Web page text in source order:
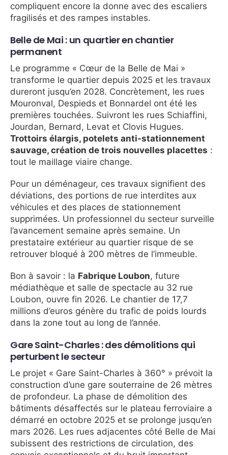
compliquent encore la donne avec des escaliers
fragilisés et des rampes instables.
Belle de Mai : un quartier en chantier
permanent
Le programme « Cœur de la Belle de Mai »
transforme le quartier depuis 2025 et les travaux
dureront jusqu’en 2028. Concrètement, les rues
Mouronval, Despieds et Bonnardel ont été les
premières touchées. Suivront les rues Schiaffini,
Jourdan, Bernard, Levat et Clovis Hugues.
Trottoirs élargis, potelets anti-stationnement
sauvage, création de trois nouvelles placettes :
tout le maillage viaire change.
Pour un déménageur, ces travaux signifient des
déviations, des portions de rue interdites aux
véhicules et des places de stationnement
supprimées. Un professionnel du secteur surveille
l’avancement semaine après semaine. Un
prestataire extérieur au quartier risque de se
retrouver bloqué à 200 mètres de l’immeuble.
Bon à savoir : la Fabrique Loubon, future
médiathèque et salle de spectacle au 32 rue
Loubon, ouvre fin 2026. Le chantier de 17,7
millions d’euros génère du trafic de poids lourds
dans la zone tout au long de l’année.
Gare Saint-Charles : des démolitions qui
perturbent le secteur
Le projet « Gare Saint-Charles à 360° » prévoit la
construction d’une gare souterraine de 26 mètres
de profondeur. La phase de démolition des
bâtiments désaffectés sur le plateau ferroviaire a
démarré en octobre 2025 et se prolonge jusqu’en
mars 2026. Les rues adjacentes côté Belle de Mai
subissent des restrictions de circulation, des